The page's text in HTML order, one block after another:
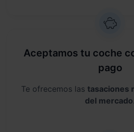
Aceptamos tu coche
pago
Te ofrecemos las tasaciones
del mercado